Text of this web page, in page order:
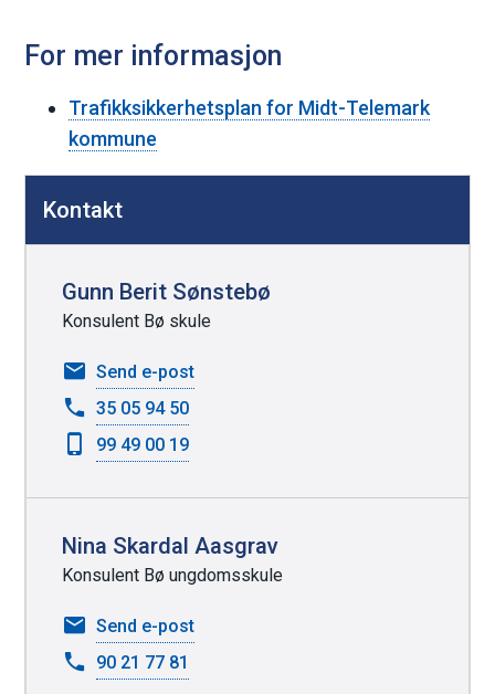
For mer informasjon
Trafikksikkerhetsplan for Midt-Telemark
kommune
l
Kontakt
Gunn Berit Sønstebø
Konsulent Bø skule
Send e-posttil
Gunn
35 05 94 50
99 49 00 19
Nina Skardal Aasgrav
Konsulent Bø ungdomsskule
Send e-posttil
Nina
90 21 77 81